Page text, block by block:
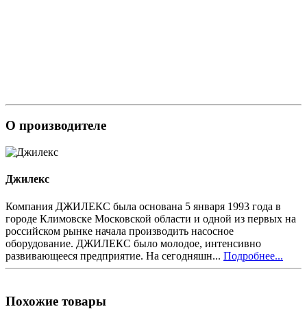
О производителе
Джилекс
Компания ДЖИЛЕКС была основана 5 января 1993 года в
городе Климовске Московской области и одной из первых на
российском рынке начала производить насосное
оборудование. ДЖИЛЕКС было молодое, интенсивно
развивающееся предприятие. На сегодняшн... Подробнее...
Похожие товары